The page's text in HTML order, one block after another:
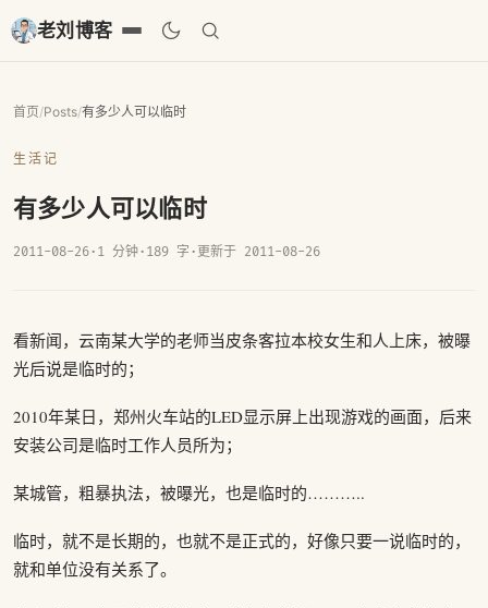
老刘博客
首页/Posts/有多少人可以临时
生活记
有多少人可以临时
2011-08-26· 1 分钟· 189 字 · 更新于 2011-08-26
看新闻，云南某大学的老师当皮条客拉本校女生和人上床，被曝
光后说是临时的；
2010年某日，郑州火车站的LED显示屏上出现游戏的画面，后来
安装公司是临时工作人员所为；
某城管，粗暴执法，被曝光，也是临时的………..
临时，就不是长期的，也就不是正式的，好像只要一说临时的，
就和单位没有关系了。